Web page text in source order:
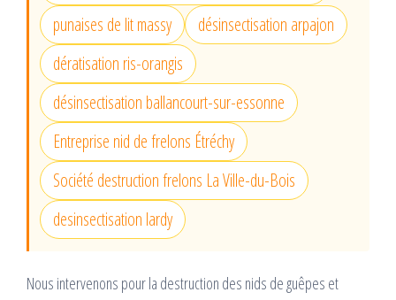
punaises de lit massy
désinsectisation arpajon
dératisation ris-orangis
désinsectisation ballancourt-sur-essonne
Entreprise nid de frelons Étréchy
Société destruction frelons La Ville-du-Bois
desinsectisation lardy
Nous intervenons pour la destruction des nids de guêpes et